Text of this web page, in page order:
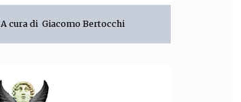
A cura diGiacomo Bertocchi